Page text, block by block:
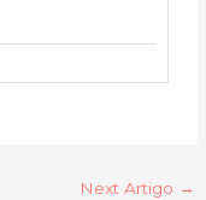
Next Artigo →